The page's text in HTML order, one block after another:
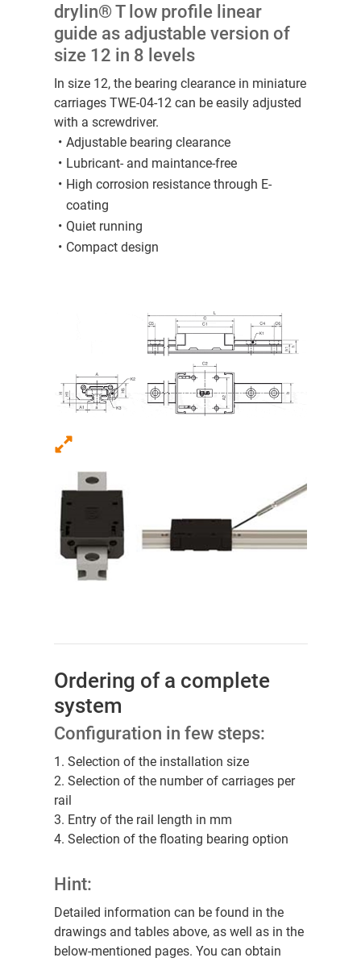
drylin® T low profile linear
guide as adjustable version of
size 12 in 8 levels
In size 12, the bearing clearance in miniature
carriages TWE-04-12 can be easily adjusted
with a screwdriver.
Adjustable bearing clearance
Lubricant- and maintance-free
High corrosion resistance through E-
coating
Quiet running
Compact design
Ordering of a complete
system
Configuration in few steps:
1. Selection of the installation size
2. Selection of the number of carriages per
rail
3. Entry of the rail length in mm
4. Selection of the floating bearing option
Hint:
Detailed information can be found in the
drawings and tables above, as well as in the
below-mentioned pages. You can obtain